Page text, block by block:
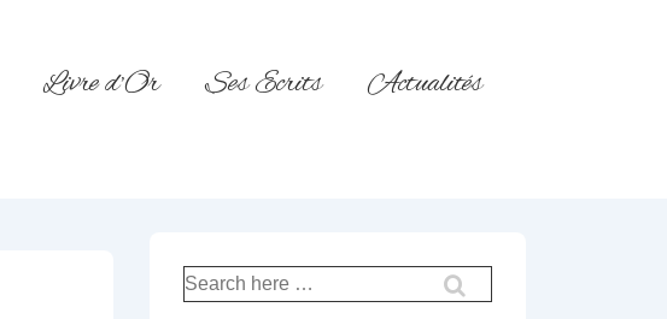
Livre d’Or Ses Ecrits
Actualités
Recherche
pour: